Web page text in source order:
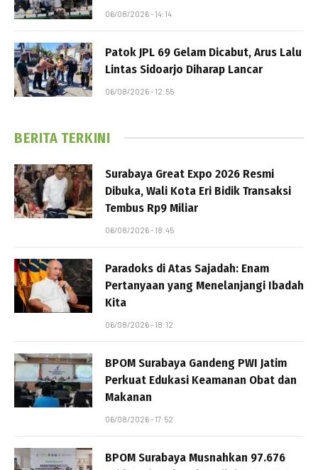
06/08/2026 - 14:14
Patok JPL 69 Gelam Dicabut, Arus Lalu
Lintas Sidoarjo Diharap Lancar
06/08/2026 - 12:55
BERITA TERKINI
Surabaya Great Expo 2026 Resmi
Dibuka, Wali Kota Eri Bidik Transaksi
Tembus Rp9 Miliar
06/08/2026 - 18:45
Paradoks di Atas Sajadah: Enam
Pertanyaan yang Menelanjangi Ibadah
Kita
06/08/2026 - 18:12
BPOM Surabaya Gandeng PWI Jatim
Perkuat Edukasi Keamanan Obat dan
Makanan
06/08/2026 - 17:52
BPOM Surabaya Musnahkan 97.676